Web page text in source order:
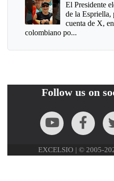
El Presidente
de la Espriella,
cuenta de X,
colombiano po...
Follow us on
EXCELSIO | © 2005-